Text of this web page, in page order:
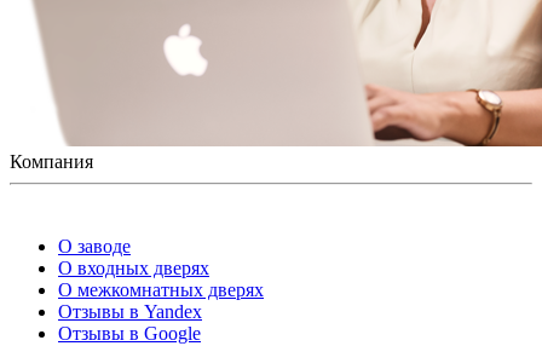
Компания
О заводе
О входных дверях
О межкомнатных дверях
Отзывы в Yandex
Отзывы в Google